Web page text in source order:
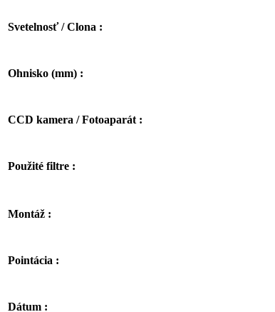
Svetelnosť / Clona :
Ohnisko (mm) :
CCD kamera / Fotoaparát :
Použité filtre :
Montáž :
Pointácia :
Dátum :